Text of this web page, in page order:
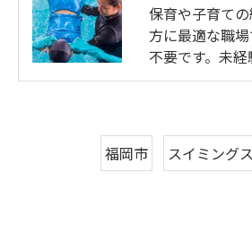
保育や子育て
方に最適な職
不要です。未
福岡市 スイミング